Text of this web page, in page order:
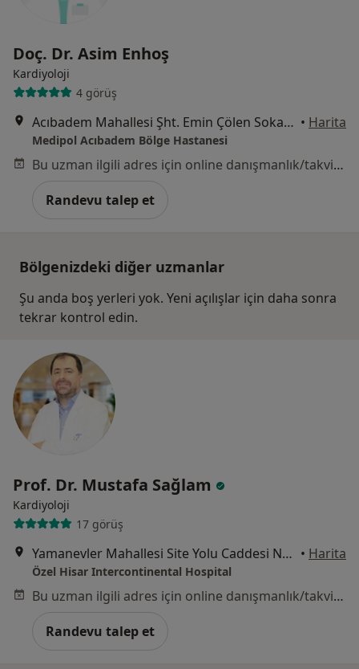
Doç. Dr. Asim Enhoş
Kardiyoloji
4 görüş
Acıbadem Mahallesi Şht. Emin Çölen Sokağı No:4, Kadıköy • Harita
Medipol Acıbadem Bölge Hastanesi
Bu uzman ilgili adres için online danışmanlık/takvim sunmuyor.
Randevu talep et
Bölgenizdeki diğer uzmanlar
Şu anda boş yerleri yok. Yeni açılışlar için daha sonra
tekrar kontrol edin.
Prof. Dr. Mustafa Sağlam
Kardiyoloji
17 görüş
Yamanevler Mahallesi Site Yolu Caddesi No:7, Ümraniye • Harita
Özel Hisar Intercontinental Hospital
Bu uzman ilgili adres için online danışmanlık/takvim sunmuyor.
Randevu talep et